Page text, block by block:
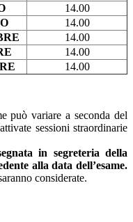
14.00
14.00
14.00
14.00
14.00
può variare a seconda del
sessioni straordinarie
in segreteria della
alla data dell’esame.
considerate.